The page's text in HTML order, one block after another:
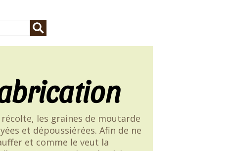
les graines de moutarde
et dépoussiérées. Afin de ne
et comme le veut la